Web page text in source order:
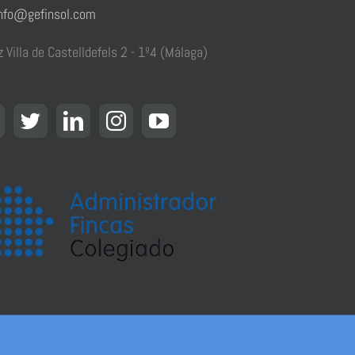
Villa de Castelldefels 2 - 1º4 (Málaga)